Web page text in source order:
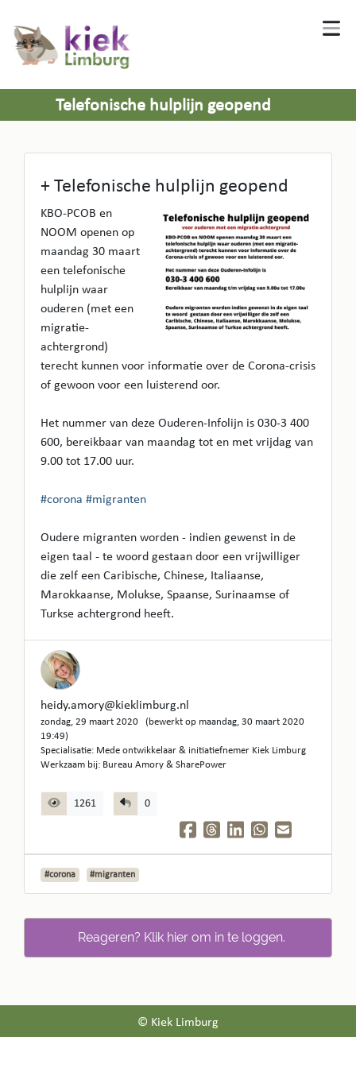
Telefonische hulplijn geopend
+ Telefonische hulplijn geopend
KBO-PCOB en
NOOM openen op
maandag 30 maart
een telefonische
hulplijn waar
ouderen (met een
migratie-
achtergrond)
terecht kunnen voor informatie over de Corona-crisis
of gewoon voor een luisterend oor.
Het nummer van deze Ouderen-Infolijn is 030-3 400
600, bereikbaar van maandag tot en met vrijdag van
9.00 tot 17.00 uur.
#corona #migranten
Oudere migranten worden - indien gewenst in de
eigen taal - te woord gestaan door een vrijwilliger
die zelf een Caribische, Chinese, Italiaanse,
Marokkaanse, Molukse, Spaanse, Surinaamse of
Turkse achtergrond heeft.
heidy.amory@kieklimburg.nl
zondag, 29 maart 2020 (bewerkt op maandag, 30 maart 2020
19:49)
Specialisatie: Mede ontwikkelaar & initiatiefnemer Kiek Limburg
Werkzaam bij: Bureau Amory & SharePower
1261 0
#corona #migranten
Reageren? Klik hier om in te loggen.
© Kiek Limburg